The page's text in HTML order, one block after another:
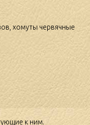
хомуты червячные
к ним.